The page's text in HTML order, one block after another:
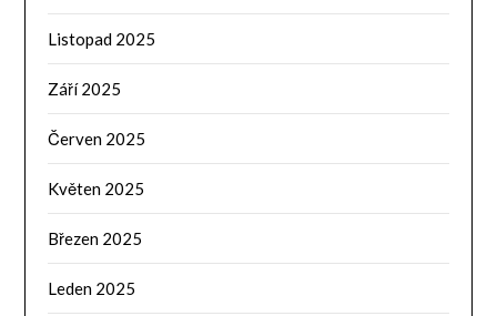
Listopad 2025
Září 2025
Červen 2025
Květen 2025
Březen 2025
Leden 2025